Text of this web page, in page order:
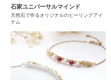
石家ユニバーサルマインド
天然石で作るオリジナルのヒーリングアイ
テム